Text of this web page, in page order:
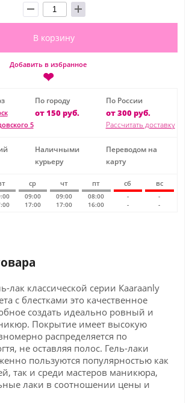
В корзину
Добавить в избранное
❤
5
По городу
от 150 руб.
По России
от 300 руб.
Рассчитать доставку
Наличными
курьеру
Переводом на
карту
ср чт пт сб вс
09:00
17:00
09:00
17:00
08:00
16:00
-
-
-
-
лак классической серии Кaaraanly
с блестками это качественное
создать идеально ровный и
Покрытие имеет высокую
распределяется по
не оставляя полос. Гель-лаки
пользуются популярностью как
так и среди мастеров маникюра,
лаки в соотношении цены и